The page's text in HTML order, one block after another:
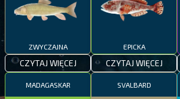
ZWYCZAJNA
CZYTAJ WIĘCEJ
EPICKA
CZYTAJ WIĘCEJ
MADAGASKAR SVALBARD